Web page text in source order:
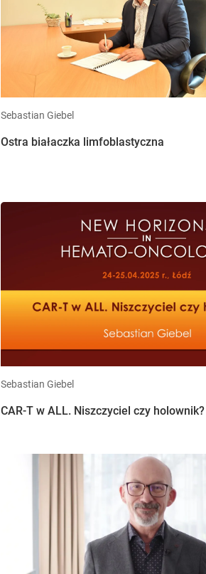
Sebastian Giebel
Ostra białaczka limfoblastyczna
Sebastian Giebel
CAR-T w ALL. Niszczyciel czy holownik?